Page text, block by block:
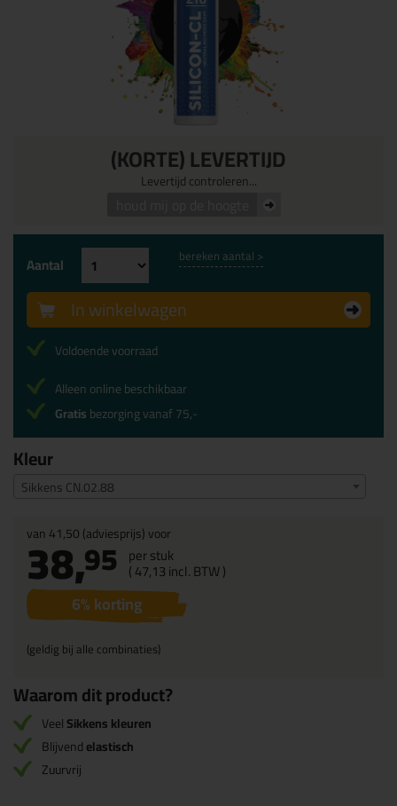
(KORTE) LEVERTIJD
Levertijd controleren...
Kleur
Sikkens CN.02.88
van41,50(adviesprijs) voor
38,95 per stuk
(47,13incl. BTW )
6% korting
(geldig bij alle combinaties)
Aantal bereken aantal >
In winkelwagen
Voldoende voorraad
Alleen online beschikbaar
Gratisbezorging vanaf 75,-
Waarom dit product?
VeelSikkens kleuren
Blijvendelastisch
Zuurvrij